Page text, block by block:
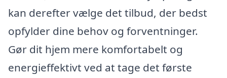
kan derefter vælge det tilbud, der bedst
opfylder dine behov og forventninger.
Gør dit hjem mere komfortabelt og
energieffektivt ved at tage det første